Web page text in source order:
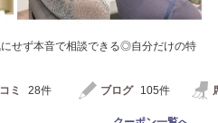
にせず本音で相談できる◎自分だけの特
ミ 28件 ブログ 105件